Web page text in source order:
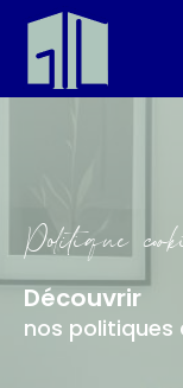
Poiique cok
Découvrir
nos politiques